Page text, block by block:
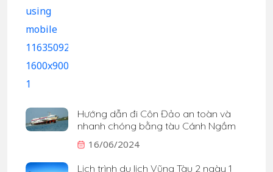
Hướng dẫn đi Côn Đảo an toàn và
nhanh chóng bằng tàu Cánh Ngầm
16/06/2024
Lịch trình du lịch Vũng Tàu 2 ngày 1